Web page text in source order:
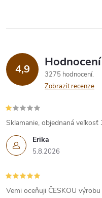
4,9
3275 hodnocení
Zobrazit recenze
Erika
5.8.2026
Sklamanie, objednaná
Vemi oceňuji ČESKOU